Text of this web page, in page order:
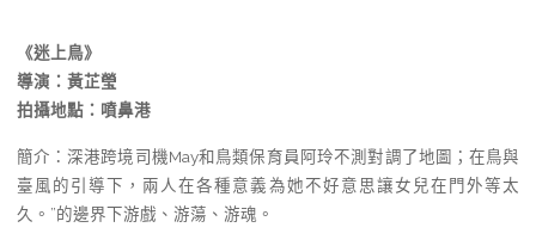
《迷上鳥》
導演：黃芷瑩
拍攝地點：噴鼻港
簡介：深港跨境司機May和鳥類保育員阿玲不測對調了地圖；在鳥與
臺風的引導下，兩人在各種意義為她不好意思讓女兒在門外等太
久。”的邊界下游戲、游蕩、游魂。